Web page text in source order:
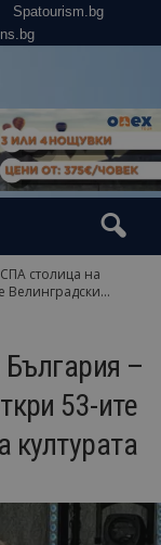
Spatourism.bg
столица на
Велинградски...
–
53-ите
културата